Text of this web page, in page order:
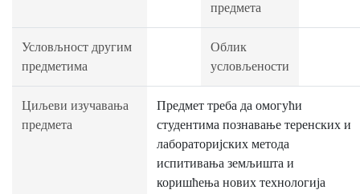
предмета
Условљност другим
предметима
Облик
условљености
Циљеви изучавања
предмета
Предмет треба да омогући
студентима познавање теренских и
лабораторијских метода
испитивања земљишта и
коришћења нових технологија